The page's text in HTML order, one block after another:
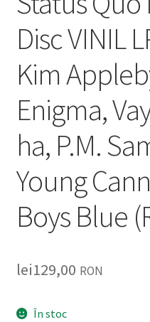
Disc VINIL
Kim
Enigma,
ha, P.M.
Young
Boys Blue
lei129,00 RON
În stoc